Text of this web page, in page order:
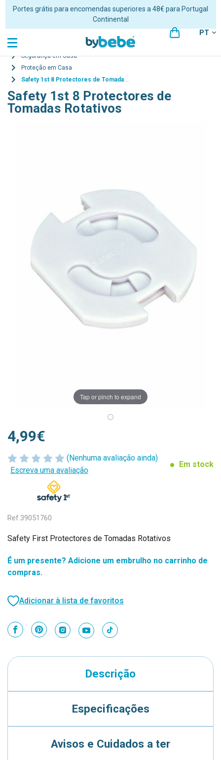
Portes grátis para encomendas superiores a 48€ para Portugal
Continental
PT
Segurança em Casa
Proteção em Casa
Safety 1st 8 Protectores de Tomadas Rotativos
Safety 1st 8 Protectores de
Tomadas Rotativos
Tap or pinch to expand
(Nenhuma avaliação ainda)
Escreva uma avaliação
Em stock
4,99€
Ref.39051760
Safety First Protectores de Tomadas Rotativos
É um presente? Adicione um embrulho no carrinho de
compras.
Adicionar à lista de favoritos
Descrição
Especificações
Avisos e Cuidados a ter